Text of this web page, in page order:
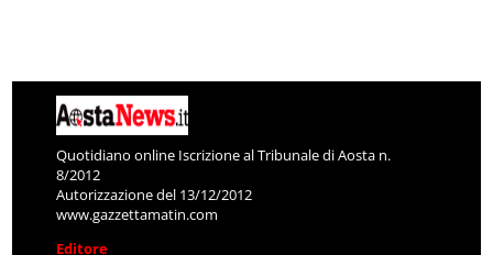
Quotidiano online Iscrizione al Tribunale di Aosta n.
8/2012
Autorizzazione del 13/12/2012
www.gazzettamatin.com
Editore